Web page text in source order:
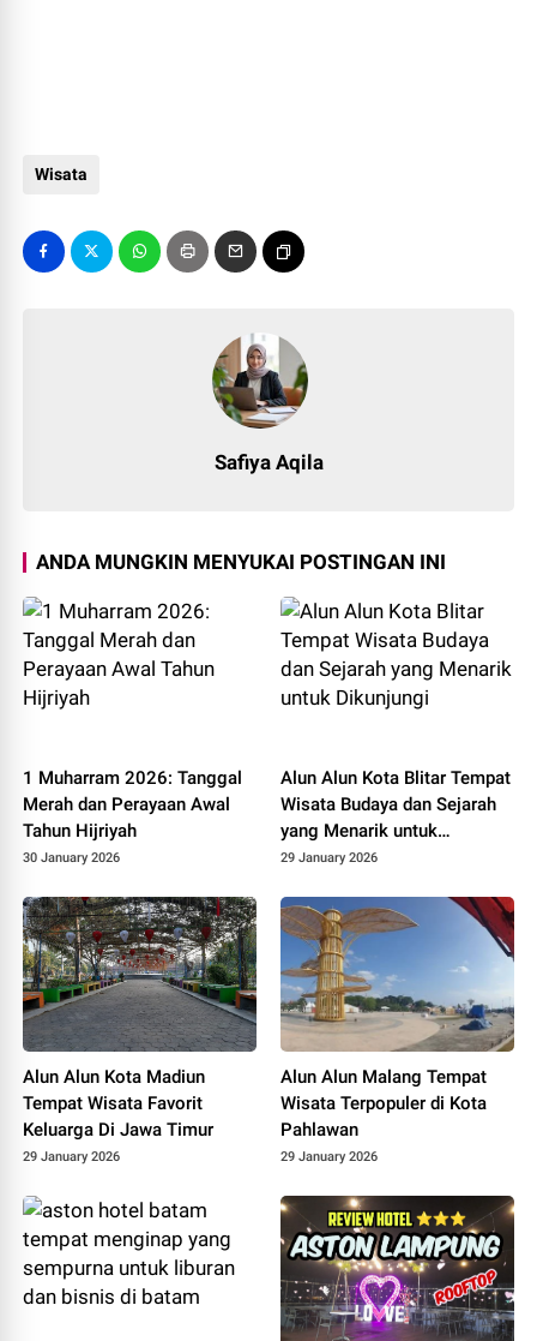
Wisata
Safiya Aqila
ANDA MUNGKIN MENYUKAI POSTINGAN INI
1 Muharram 2026: Tanggal
Merah dan Perayaan Awal
Tahun Hijriyah
30 January 2026
Alun Alun Kota Blitar Tempat
Wisata Budaya dan Sejarah
yang Menarik untuk
Dikunjungi
29 January 2026
Alun Alun Kota Madiun
Tempat Wisata Favorit
Keluarga Di Jawa Timur
29 January 2026
Alun Alun Malang Tempat
Wisata Terpopuler di Kota
Pahlawan
29 January 2026